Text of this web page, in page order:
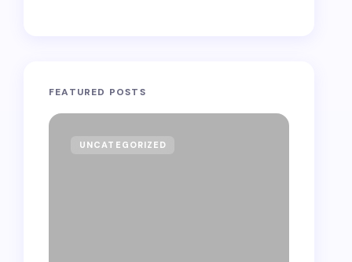
FEATURED POSTS
UNCATEGORIZED